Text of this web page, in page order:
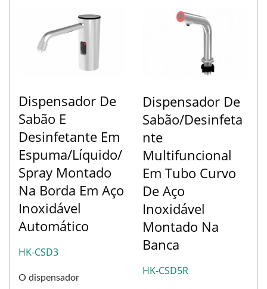
Dispensador De
Sabão E
Desinfetante Em
Espuma/Líquido/
Spray Montado
Na Borda Em Aço
Inoxidável
Automático
HK-CSD3
O dispensador
Dispensador De
Sabão/Desinfeta
Nte
Multifuncional
Em Tubo Curvo
De Aço
Inoxidável
Montado Na
Banca
HK-CSD5R